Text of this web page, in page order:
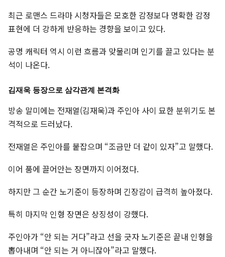
최근 로맨스 드라마 시청자들은 모호한 감정보다 명확한 감정
표현에 더 강하게 반응하는 경향을 보이고 있다.
공명 캐릭터 역시 이런 흐름과 맞물리며 인기를 끌고 있다는 분
석이 나온다.
김재욱 등장으로 삼각관계 본격화
방송 말미에는 전재열(김재욱)과 주인아 사이 묘한 분위기도 본
격적으로 드러났다.
전재열은 주인아를 붙잡으며 “조금만 더 같이 있자”고 말했다.
이어 품에 끌어안는 장면까지 이어졌다.
하지만 그 순간 노기준이 등장하며 긴장감이 급격히 높아졌다.
특히 마지막 인형 장면은 상징성이 강했다.
주인아가 “안 되는 거다”라고 선을 긋자 노기준은 끝내 인형을
뽑아내며 “안 되는 거 아니잖아”라고 말했다.